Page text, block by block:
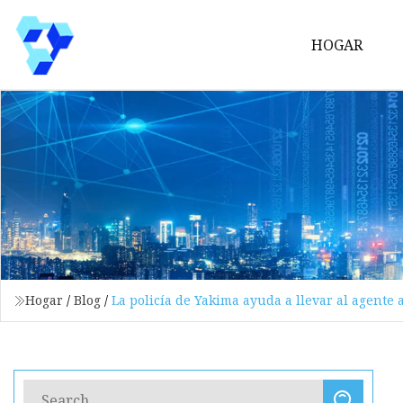
HOGAR
Hogar / Blog / La policía de Yakima ayuda a llevar al agente